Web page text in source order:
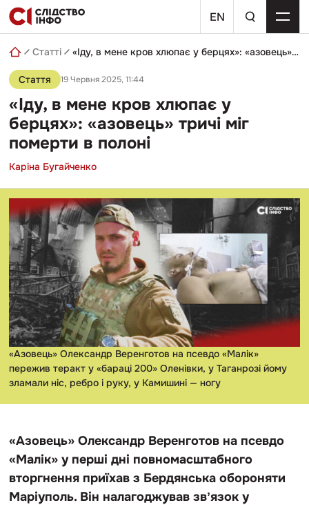
Skip
to
content
EN
пошуковий
запит
Статті «Іду, в мене кров хлюпає у берцях»: «азовець» тричі міг померти в полоні
Стаття 19 Червня 2025, 11:44
«Іду, в мене кров хлюпає у
берцях»: «азовець» тричі міг
померти в полоні
Каріна Бугайченко
«Азовець» Олександр Веренготов на псевдо «Малік»
пережив теракт у «бараці 200» Оленівки, у Таганрозі йому
зламали ніс, ребро і руку, у Камишині — ногу
«Азовець» Олександр Веренготов на псевдо
«Малік» у перші дні повномасштабного
вторгнення приїхав з Бердянська обороняти
Маріуполь. Він налагоджував звʼязок у